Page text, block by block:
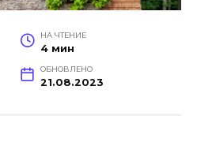
НА ЧТЕНИЕ
4 мин
ОБНОВЛЕНО
21.08.2023